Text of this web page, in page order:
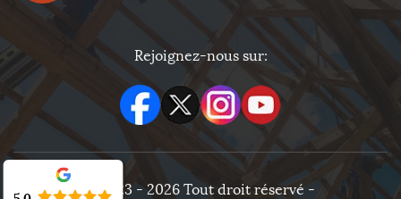
Rejoignez-nous sur:
©2023 - 2026 Tout droit réservé -